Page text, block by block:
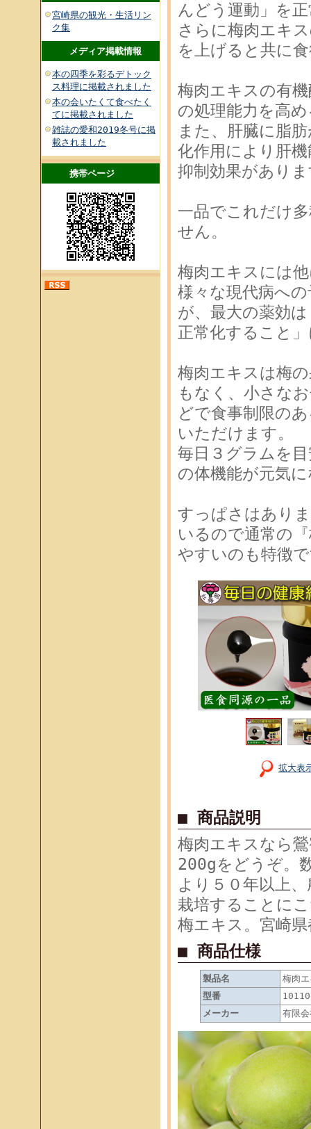
宮崎県の観光・生活リン
ク集
メディア掲載情報
本の四季を彩るデトック
ス料理に掲載されました
本の会いたくて食べたく
てに掲載されました
雑誌の愛和2019冬号に掲
載されました
携帯ページ
んどう運動」を
さらに梅肉エキ
を上げると共に
梅肉エキスの有
の処理能力を高
また、肝臓に脂
化作用により肝
抑制効果があり
一品でこれだけ
せん。
梅肉エキスには
様々な現代病へ
が、最大の薬効
正常化すること
梅肉エキスは梅
もなく、小さな
どで食事制限の
いただけます。
毎日３グラムを
の体機能が元気
すっぱさはあり
いるので通常の
やすいのも特徴
拡大表
■ 商品説明
梅肉エキスなら
200gをどうぞ。
より５０年以上
栽培することに
梅エキス。宮崎
■ 商品仕様
製品名
梅肉
型番
メーカー
有限